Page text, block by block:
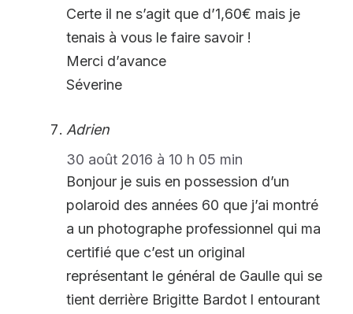
Certe il ne s’agit que d’1,60€ mais je
tenais à vous le faire savoir !
Merci d’avance
Séverine
Adrien
30 août 2016 à 10 h 05 min
Bonjour je suis en possession d’un
polaroid des années 60 que j’ai montré
a un photographe professionnel qui ma
certifié que c’est un original
représentant le général de Gaulle qui se
tient derrière Brigitte Bardot l entourant